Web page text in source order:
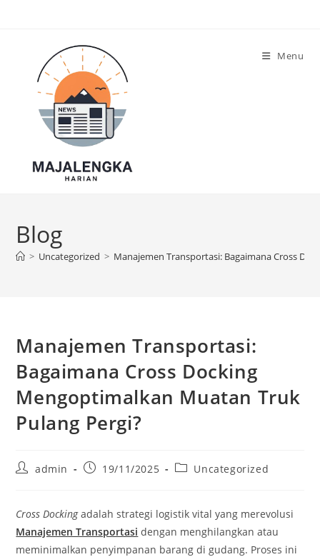
Menu
Blog
> Uncategorized > Manajemen Transportasi: Bagaimana Cross
Manajemen Transportasi:
Bagaimana Cross Docking
Mengoptimalkan Muatan Truk
Pulang Pergi?
Postadmin
Post19/11/2025
PostUncategorized
Cross Dockingadalah strategi logistik vital yang merevolusi
Manajemen Transportasi dengan menghilangkan atau
meminimalkan penyimpanan barang di gudang. Proses ini